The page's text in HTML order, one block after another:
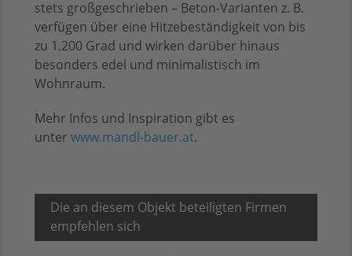
stets großgeschrieben – Beton-Varianten z. B.
verfügen über eine Hitzebeständigkeit von bis
zu 1.200 Grad und wirken darüber hinaus
besonders edel und minimalistisch im
Wohnraum.
Mehr Infos und Inspiration gibt es
unter www.mandl-bauer.at.
Die an diesem Objekt beteiligten Firmen
empfehlen sich